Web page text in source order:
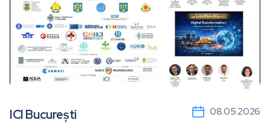
ICI București 08.05.2026